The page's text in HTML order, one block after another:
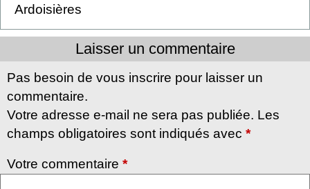
Ardoisières
Laisser un commentaire
Pas besoin de vous inscrire pour laisser un
commentaire.
Votre adresse e-mail ne sera pas publiée. Les
champs obligatoires sont indiqués avec *
Votre commentaire *